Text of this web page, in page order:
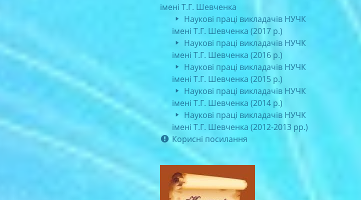
імені Т.Г. Шевченка
Наукові праці викладачів НУЧК
імені Т.Г. Шевченка (2017 р.)
Наукові праці викладачів НУЧК
імені Т.Г. Шевченка (2016 р.)
Наукові праці викладачів НУЧК
імені Т.Г. Шевченка (2015 р.)
Наукові праці викладачів НУЧК
імені Т.Г. Шевченка (2014 р.)
Наукові праці викладачів НУЧК
імені Т.Г. Шевченка (2012-2013 рр.)
Корисні посилання